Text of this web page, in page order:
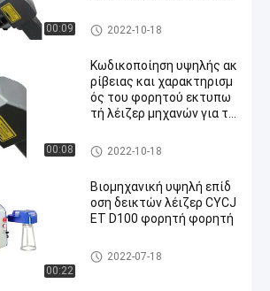
00:09
κωδικοποίηση και χαρακτηρ
ισμός της μηχανής
2022-10-18
00:08
Κωδικοποίηση υψηλής ακ
ρίβειας και χαρακτηρισμ
ός του φορητού εκτυπω
τή λέιζερ μηχανών για τη
κωδικοποίηση και χαρακτηρ
ισμός της μηχανής
2022-10-18
00:22
Βιομηχανική υψηλή επίδ
οση δεικτών λέιζερ CYCJ
ET D100 φορητή φορητή
κωδικοποίηση και χαρακτηρ
ισμός της μηχανής
2022-07-18